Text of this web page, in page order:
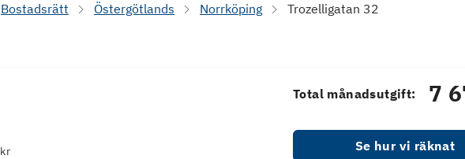
Bostadsrätt Östergötlands Norrköping Trozelligatan 32
kr
Total månadsutgift: 7
Se hur vi räknat